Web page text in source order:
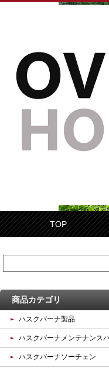
TOP
商品カテゴリ
ハスクバーナ製品
ハスクバーナメンテナンス
ハスクバーナソーチェン